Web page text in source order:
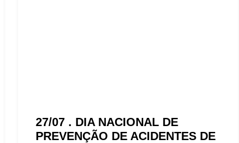
27/07 . DIA NACIONAL DE
PREVENÇÃO DE ACIDENTES DE